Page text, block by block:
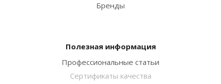
Бренды
Полезная информация
Профессиональные статьи
Сертификаты качества